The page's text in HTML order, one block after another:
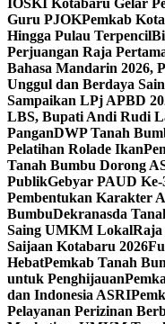
IOSKI Kotabaru Gelar
Guru PJOKPemkab
Hingga Pulau Terpencil
Perjuangan Raja
Bahasa Mandarin 2026,
Unggul dan Berdaya
Sampaikan LPj APBD
LBS, Bupati Andi Rudi
PanganDWP Tanah
Pelatihan Rolade Ikan
Tanah Bumbu Dorong
PublikGebyar PAUD
Pembentukan Karakter
BumbuDekranasda
Saing UMKM LokalRaja
Saijaan Kotabaru 2026
HebatPemkab Tanah
untuk Penghijauan
dan Indonesia ASRI
Pelayanan Perizinan